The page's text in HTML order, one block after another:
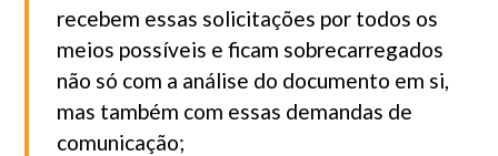
recebem essas solicitações por todos os
meios possíveis e ficam sobrecarregados
não só com a análise do documento em si,
mas também com essas demandas de
comunicação;